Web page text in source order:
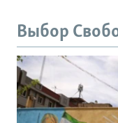
Выбор